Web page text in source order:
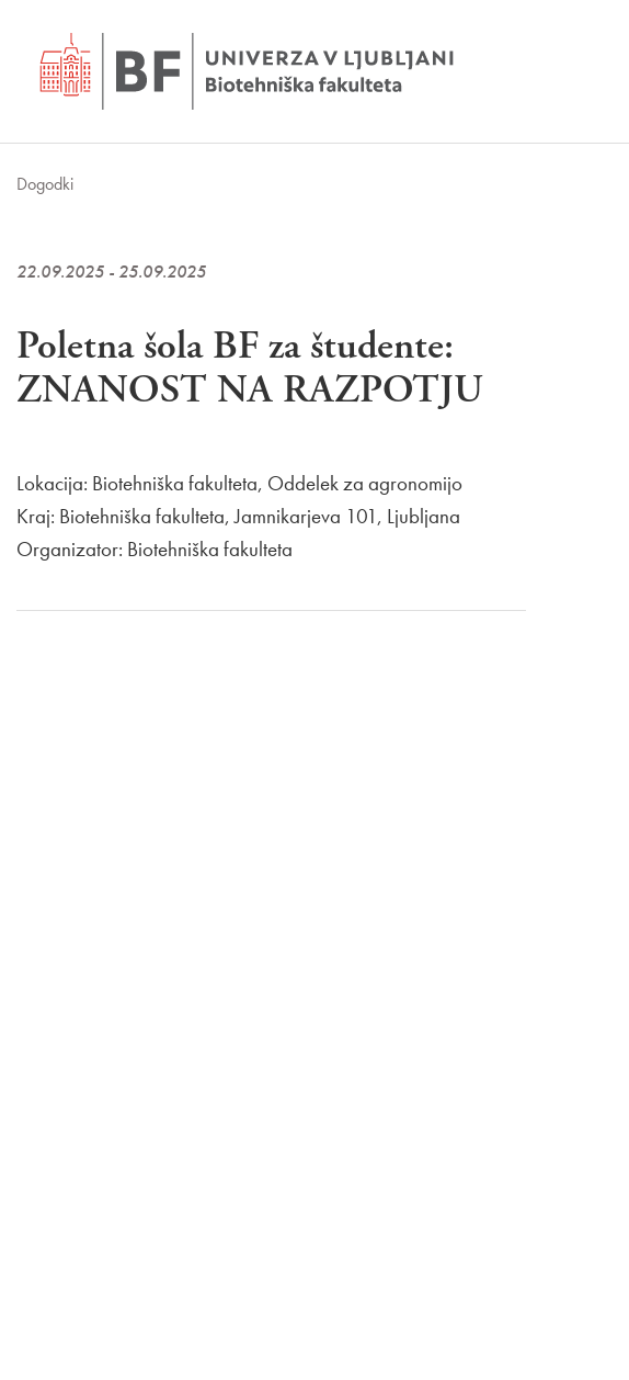
Dogodki
22.09.2025 - 25.09.2025
Poletna šola BF za študente:
ZNANOST NA RAZPOTJU
Lokacija: Biotehniška fakulteta, Oddelek za agronomijo
Kraj: Biotehniška fakulteta, Jamnikarjeva 101, Ljubljana
Organizator: Biotehniška fakulteta